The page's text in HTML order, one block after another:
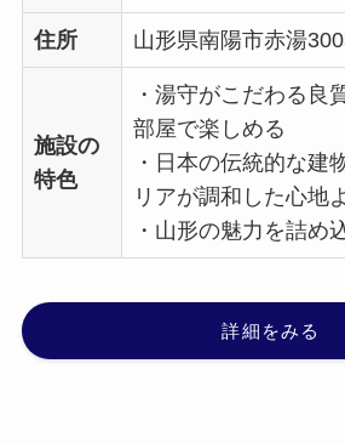
住所 山形県南陽市赤湯
施設の
特色
・湯守がこだわる良
部屋で楽しめる
・日本の伝統的な建
リアが調和した心地
・山形の魅力を詰め
詳細をみる